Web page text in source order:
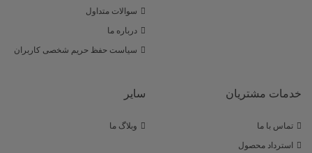
سوالات متداول
درباره ما
سیاست حفظ حریم شخصی کاربران
خدمات مشتریان
تماس با ما
استرداد محصول
سایر
وبلاگ ما